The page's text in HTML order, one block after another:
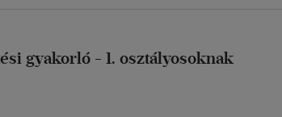
gyakorló - 1. osztályosoknak